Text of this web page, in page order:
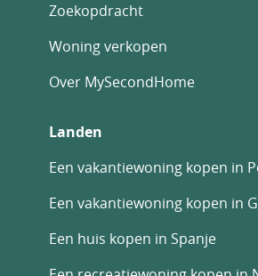
Zoekopdracht
Woning verkopen
Over MySecondHome
Landen
Een vakantiewoning kopen in
Een vakantiewoning kopen in
Een huis kopen in Spanje